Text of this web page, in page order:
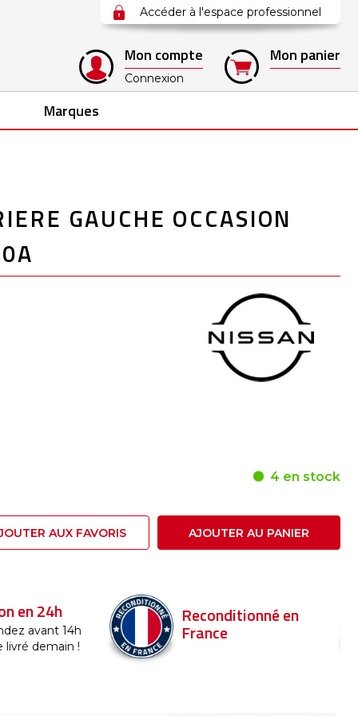
Accéder à l'espace professionnel
Mon compte
Connexion
Mon panier
Marques
GAUCHE OCCASION
4 en stock
AUX FAVORIS AJOUTER AU PANIER
14h
!
Reconditionné en
France